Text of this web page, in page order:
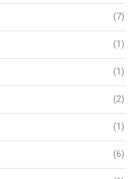
(7)
(1)
(1)
(2)
(1)
(6)